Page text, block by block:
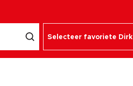
Selecteer favoriete Dirk